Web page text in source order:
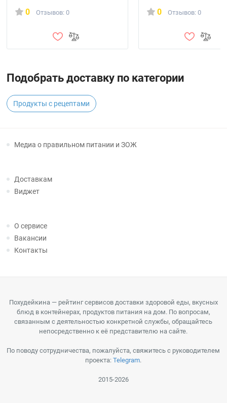
0 Отзывов: 0 0 Отзывов: 0
Подобрать доставку по категории
Продукты с рецептами
Медиа о правильном питании и ЗОЖ
Доставкам
Виджет
О сервисе
Вакансии
Контакты
Похудейкина — рейтинг сервисов доставки здоровой еды, вкусных
блюд в контейнерах, продуктов питания на дом. По вопросам,
связанным с деятельностью конкретной службы, обращайтесь
непосредственно к её представителю на сайте.
По поводу сотрудничества, пожалуйста, свяжитесь с руководителем
проекта:Telegram.
2015-2026